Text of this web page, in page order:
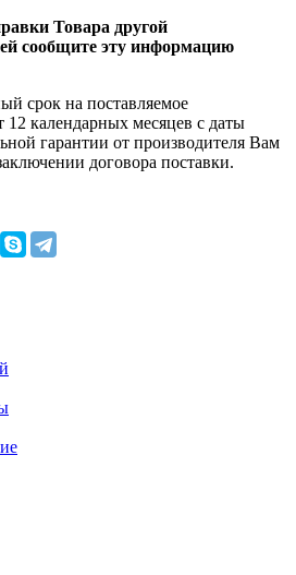
Товара другой
сообщите эту информацию
срок на поставляемое
12 календарных месяцев с даты
гарантии от производителя Вам
договора поставки.